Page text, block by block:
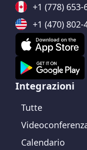
+1 (778) 653-
+1 (470) 802-
Integrazioni
Tutte
Calendario